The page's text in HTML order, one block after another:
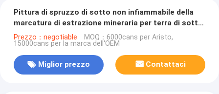
Pittura di spruzzo di sotto non infiammabile della
marcatura di estrazione mineraria per terra di sotto
che esamina e che costruisce segno
Prezzo：negotiable MOQ：6000cans per Aristo,
15000cans per la marca dell'OEM
Miglior prezzo Contattaci